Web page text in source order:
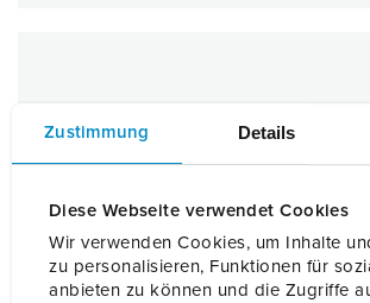
Zustimmung Details
Diese Webseite verwendet Cookies
Wir verwenden Cookies, um Inhalte
zu personalisieren, Funktionen für
anbieten zu können und die Zugriffe